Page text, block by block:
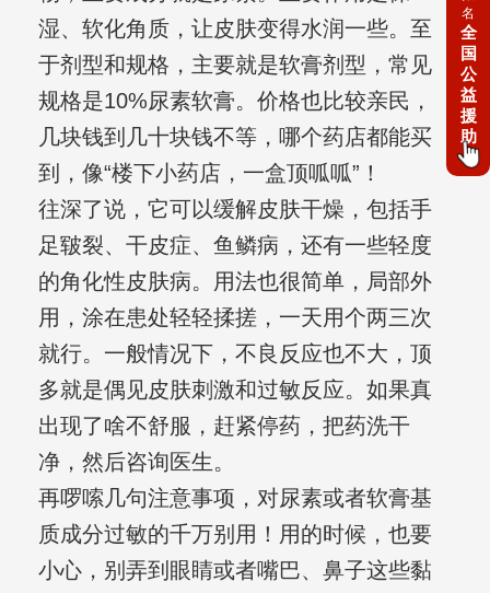
湿、软化角质，让皮肤变得水润一些。至
于剂型和规格，主要就是软膏剂型，常见
规格是10%尿素软膏。价格也比较亲民，
几块钱到几十块钱不等，哪个药店都能买
到，像“楼下小药店，一盒顶呱呱”！
往深了说，它可以缓解皮肤干燥，包括手
足皲裂、干皮症、鱼鳞病，还有一些轻度
的角化性皮肤病。用法也很简单，局部外
用，涂在患处轻轻揉搓，一天用个两三次
就行。一般情况下，不良反应也不大，顶
多就是偶见皮肤刺激和过敏反应。如果真
出现了啥不舒服，赶紧停药，把药洗干
净，然后咨询医生。
再啰嗦几句注意事项，对尿素或者软膏基
质成分过敏的千万别用！用的时候，也要
小心，别弄到眼睛或者嘴巴、鼻子这些黏
名
全
国
公
益
援
助